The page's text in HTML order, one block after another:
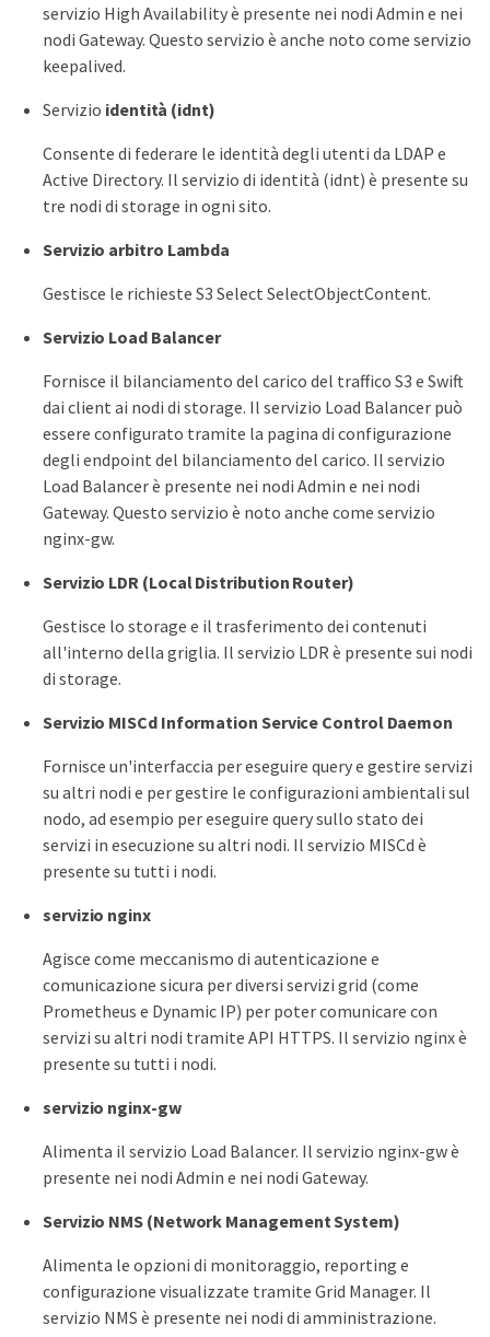
servizio High Availability è presente nei nodi Admin e nei
nodi Gateway. Questo servizio è anche noto come servizio
keepalived.
Servizio identità (idnt)
Consente di federare le identità degli utenti da LDAP e
Active Directory. Il servizio di identità (idnt) è presente su
tre nodi di storage in ogni sito.
Servizio arbitro Lambda
Gestisce le richieste S3 Select SelectObjectContent.
Servizio Load Balancer
Fornisce il bilanciamento del carico del traffico S3 e Swift
dai client ai nodi di storage. Il servizio Load Balancer può
essere configurato tramite la pagina di configurazione
degli endpoint del bilanciamento del carico. Il servizio
Load Balancer è presente nei nodi Admin e nei nodi
Gateway. Questo servizio è noto anche come servizio
nginx-gw.
Servizio LDR (Local Distribution Router)
Gestisce lo storage e il trasferimento dei contenuti
all'interno della griglia. Il servizio LDR è presente sui nodi
di storage.
Servizio MISCd Information Service Control Daemon
Fornisce un'interfaccia per eseguire query e gestire servizi
su altri nodi e per gestire le configurazioni ambientali sul
nodo, ad esempio per eseguire query sullo stato dei
servizi in esecuzione su altri nodi. Il servizio MISCd è
presente su tutti i nodi.
servizio nginx
Agisce come meccanismo di autenticazione e
comunicazione sicura per diversi servizi grid (come
Prometheus e Dynamic IP) per poter comunicare con
servizi su altri nodi tramite API HTTPS. Il servizio nginx è
presente su tutti i nodi.
servizio nginx-gw
Alimenta il servizio Load Balancer. Il servizio nginx-gw è
presente nei nodi Admin e nei nodi Gateway.
Servizio NMS (Network Management System)
Alimenta le opzioni di monitoraggio, reporting e
configurazione visualizzate tramite Grid Manager. Il
servizio NMS è presente nei nodi di amministrazione.